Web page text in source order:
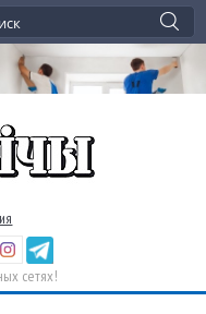
сетях!